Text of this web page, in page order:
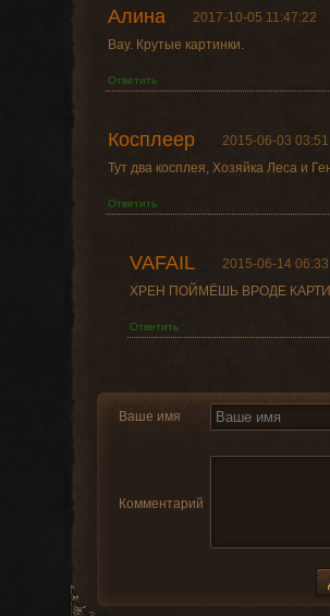
Алина
2017-10-05 11:47:22
Вау. Крутые картинки.
Ответить
Косплеер
2015-06-03
Тут два косплея, Хозяйка Леса и
Ответить
VAFAIL
2015-06-14
ХРЕН ПОЙМЁШЬ ВРОДЕ
Ответить
Ваше имя
Комментарий